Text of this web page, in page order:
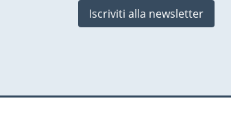
Iscriviti alla newsletter